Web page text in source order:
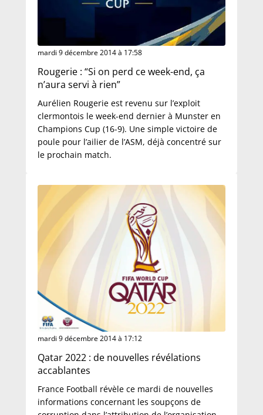
mardi 9 décembre 2014 à 17:58
Rougerie : “Si on perd ce week-end, ça
n’aura servi à rien”
Aurélien Rougerie est revenu sur l’exploit
clermontois le week-end dernier à Munster en
Champions Cup (16-9). Une simple victoire de
poule pour l’ailier de l’ASM, déjà concentré sur
le prochain match.
mardi 9 décembre 2014 à 17:12
Qatar 2022 : de nouvelles révélations
accablantes
France Football révèle ce mardi de nouvelles
informations concernant les soupçons de